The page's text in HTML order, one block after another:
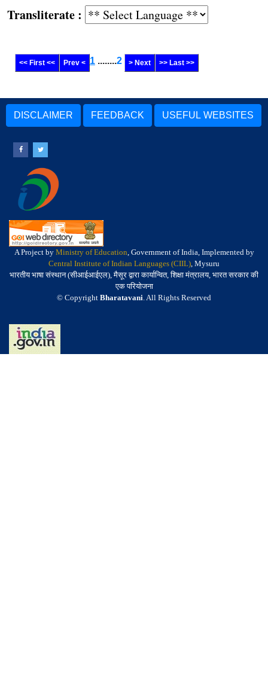
:
<< First << Prev < 1 ........2 > Next >> Last >>
DISCLAIMER FEEDBACK USEFUL WEBSITES
A Project by Ministry of Education, Government of India, Implemented by
Central Institute of Indian Languages (CIIL), Mysuru
भारतीय भाषा संस्थान (सीआईआईएल), मैसूर द्वारा कार्यान्वित, शिक्षा मंत्रालय, भारत सरकार की
एक परियोजना
© Copyright Bharatavani. All Rights Reserved